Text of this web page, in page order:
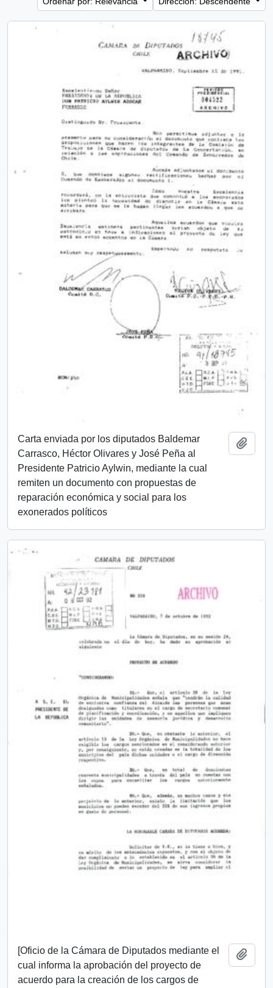
Carta enviada por los diputados Baldemar
Carrasco, Héctor Olivares y José Peña al
Presidente Patricio Aylwin, mediante la cual
remiten un documento con propuestas de
reparación económica y social para los
exonerados políticos
[Oficio de la Cámara de Diputados mediante el
cual informa la aprobación del proyecto de
acuerdo para la creación de los cargos de